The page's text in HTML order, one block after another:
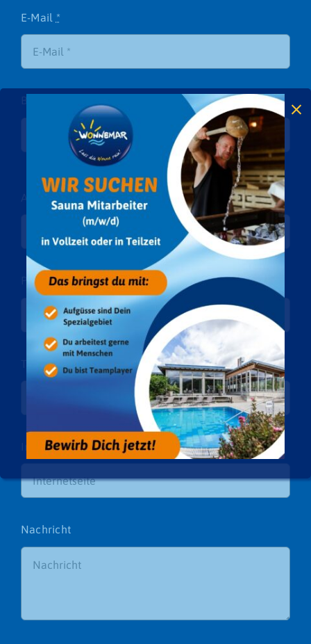
E-Mail *
Ansprechpartner*
PLZ/Ort
Telefon*
Internetseite
Nachricht